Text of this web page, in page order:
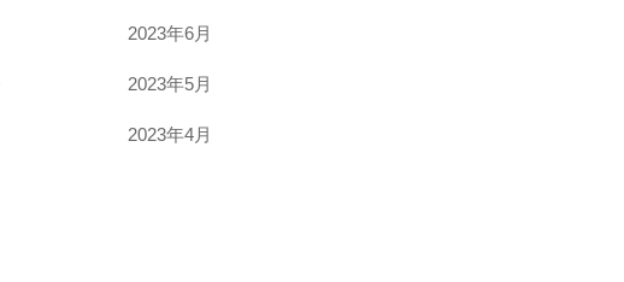
2023年6月
2023年5月
2023年4月